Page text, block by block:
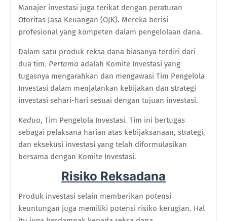
Manajer investasi juga terikat dengan peraturan
Otoritas Jasa Keuangan (OJK). Mereka berisi
profesional yang kompeten dalam pengelolaan dana.
Dalam satu produk reksa dana biasanya terdiri dari
dua tim. Pertama adalah Komite Investasi yang
tugasnya mengarahkan dan mengawasi Tim Pengelola
Investasi dalam menjalankan kebijakan dan strategi
investasi sehari-hari sesuai dengan tujuan investasi.
Kedua, Tim Pengelola Investasi. Tim ini bertugas
sebagai pelaksana harian atas kebijaksanaan, strategi,
dan eksekusi investasi yang telah diformulasikan
bersama dengan Komite Investasi.
Risiko Reksadana
Produk investasi selain memberikan potensi
keuntungan juga memiliki potensi risiko kerugian. Hal